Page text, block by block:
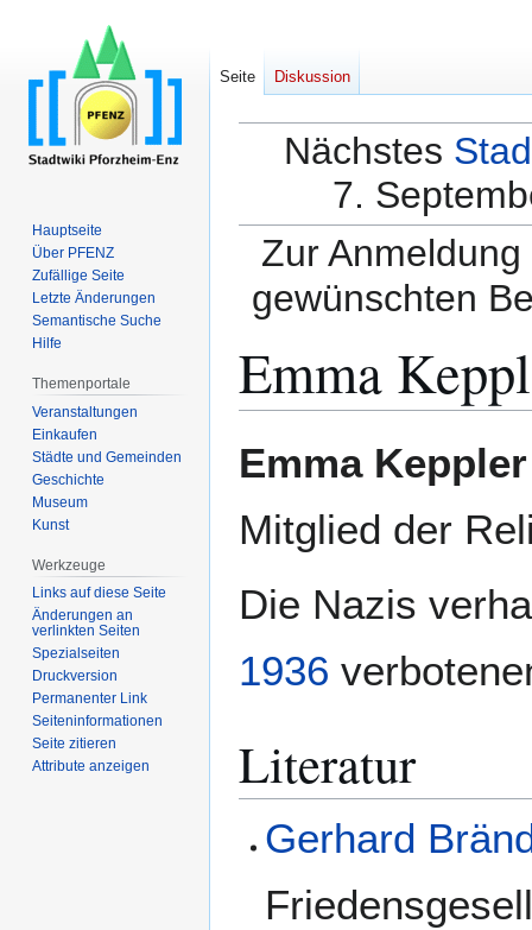
Nächstes
7.
Zur
gewünschten
Emma
Navigation
Suche
Emma Keppler
Mitglied der
Die Nazis
1936
Literatur
Gerhard
Seite Diskussion
Hauptseite
Über PFENZ
Zufällige Seite
Letzte Änderungen
Semantische Suche
Hilfe
Themenportale
Veranstaltungen
Einkaufen
Städte und Gemeinden
Geschichte
Museum
Kunst
Werkzeuge
Links auf diese Seite
Änderungen an
verlinkten Seiten
Spezialseiten
Druckversion
Permanenter Link
Seiten­­informationen
Seite zitieren
Attribute anzeigen